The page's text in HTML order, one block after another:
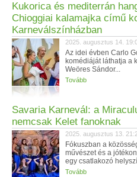
Kukorica és mediterrán
Chioggiai kalamajka című
Karneválszínházban
2025. augusztus 14.
Az idei évben Carlo
komédiáját láthatja a
Weöres Sándor...
Tovább
Savaria Karnevál: a
nemcsak Kelet fanoknak
2025. augusztus 13.
Fókuszban a
művészet és a
egy csatlakozó
Tovább